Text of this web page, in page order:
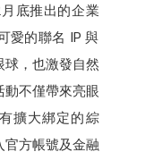
底推出的企業
愛的聯名 IP 與
球，也激發自然
動不僅帶來亮眼
擴大綁定的綜
官方帳號及金融